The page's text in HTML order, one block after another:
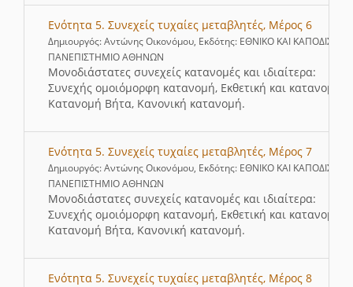
Ενότητα 5. Συνεχείς τυχαίες μεταβλητές, Μέρος 6
Δημιουργός: Αντώνης Οικονόμου, Εκδότης: ΕΘΝΙΚΟ ΚΑΙ
ΠΑΝΕΠΙΣΤΗΜΙΟ ΑΘΗΝΩΝ
Μονοδιάστατες συνεχείς κατανομές και ιδιαίτερα:
Συνεχής ομοιόμορφη κατανομή, Eκθετική και κατανομή
Κατανομή Βήτα, Κανονική κατανομή.
Ενότητα 5. Συνεχείς τυχαίες μεταβλητές, Μέρος 7
Δημιουργός: Αντώνης Οικονόμου, Εκδότης: ΕΘΝΙΚΟ ΚΑΙ
ΠΑΝΕΠΙΣΤΗΜΙΟ ΑΘΗΝΩΝ
Μονοδιάστατες συνεχείς κατανομές και ιδιαίτερα:
Συνεχής ομοιόμορφη κατανομή, Eκθετική και κατανομή
Κατανομή Βήτα, Κανονική κατανομή.
Ενότητα 5. Συνεχείς τυχαίες μεταβλητές, Μέρος 8